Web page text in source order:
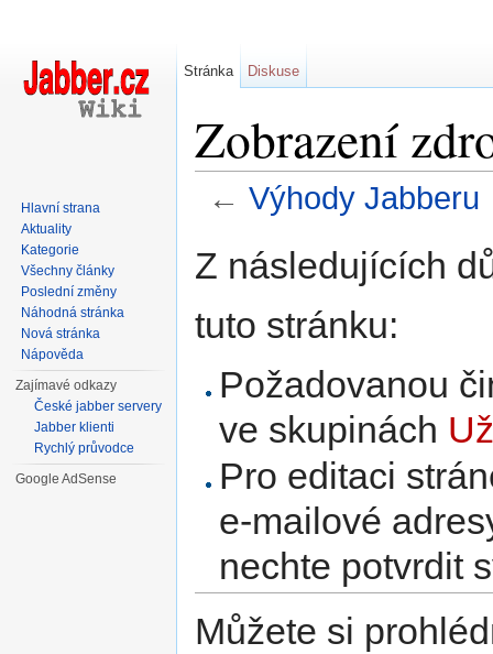
Zobrazení
← Výhody Jabberu
Z následujících
tuto stránku:
Požadovanou
ve skupinách
Pro editaci
e-mailové
nechte potvrdit
Můžete si
Stránka Diskuse
Hlavní strana
Aktuality
Kategorie
Všechny články
Poslední změny
Náhodná stránka
Nová stránka
Nápověda
Zajímavé odkazy
České jabber servery
Jabber klienti
Rychlý průvodce
Google AdSense